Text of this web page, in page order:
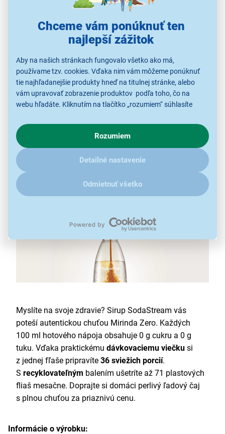
Chceme vám ponúknuť ten
najlepší zážitok
Aby na našich stránkach fungovalo všetko ako má,
používame tzv. cookies. Vďaka nim vám môžeme ponúknuť
tie najhľadanejšie produkty hneď na titulnej stránke, alebo
vám upravovať zobrazenie produktov podľa toho, čo na
webu hľadáte. Kliknutím na tlačítko „rozumiem“ súhlasíte
o chovaní na webe pre zobrazovaní cielených reklám.
V prípade že vás zaujímajú detaily, ako u nás s cookies a
ďalšími údaji pracujeme, kliknitesem.
Rozumiem
Detailné nastavenie
Odmietnuť všetko
Sirup SodaStream Mirinda Zero 440 ml
příchuť Mirinda Zero
36 porcií nápojov
bez bežných alergénov
Myslíte na svoje zdravie? Sirup SodaStream vás
poteší autentickou chuťou Mirinda Zero. Každých
100 ml hotového nápoja obsahuje 0 g cukru a 0 g
tuku. Vďaka praktickému dávkovaciemu viečku si
z jednej fľaše pripravíte 36 sviežich porcií.
S recyklovateľným balením ušetríte až 71 plastových
fliaš mesačne. Doprajte si domáci perlivý ľadový čaj
s plnou chuťou za priaznivú cenu.
Informácie o výrobku: